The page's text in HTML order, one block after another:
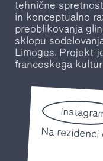
tehnične
in konceptualno
preoblikovanja
sklopu
Limoges. Projekt
francoskega
Na rezidenci